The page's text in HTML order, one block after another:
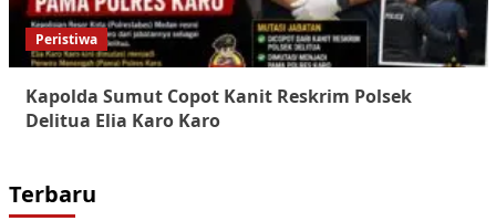
Peristiwa
Kapolda Sumut Copot Kanit Reskrim Polsek
Delitua Elia Karo Karo
Terbaru